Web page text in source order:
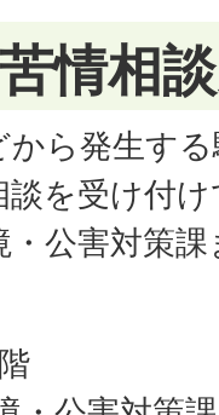
情相
ら発生す
を受け付
公害対策